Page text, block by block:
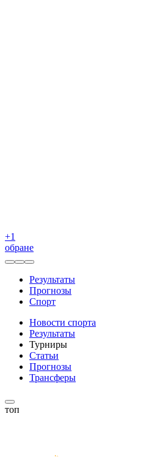
+1
обране
Результаты
Прогнозы
Спорт
Новости спорта
Результаты
Турниры
Статьи
Прогнозы
Трансферы
топ